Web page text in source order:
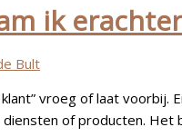
ik
Bult
vroeg of laat
of producten. Het